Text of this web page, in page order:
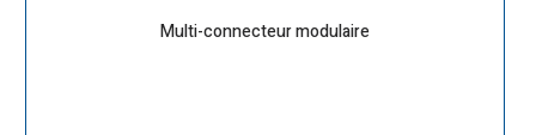
Multi-connecteur modulaire